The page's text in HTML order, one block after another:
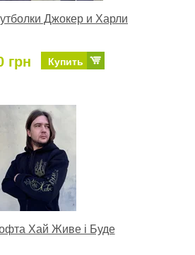
Джокер и Харли
грн Купить
Хай Живе і Буде